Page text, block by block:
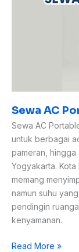
Sewa AC
Sewa AC
untuk berbagai
pameran,
Yogyakarta.
memang
namun suhu
pendingin
kenyamanan.
Read More »